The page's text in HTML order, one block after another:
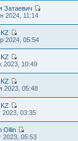
Затаевич
2024, 11:14
2024, 05:54
2023, 10:49
2023, 05:48
2023, 03:35
Ollin
2023, 05:53